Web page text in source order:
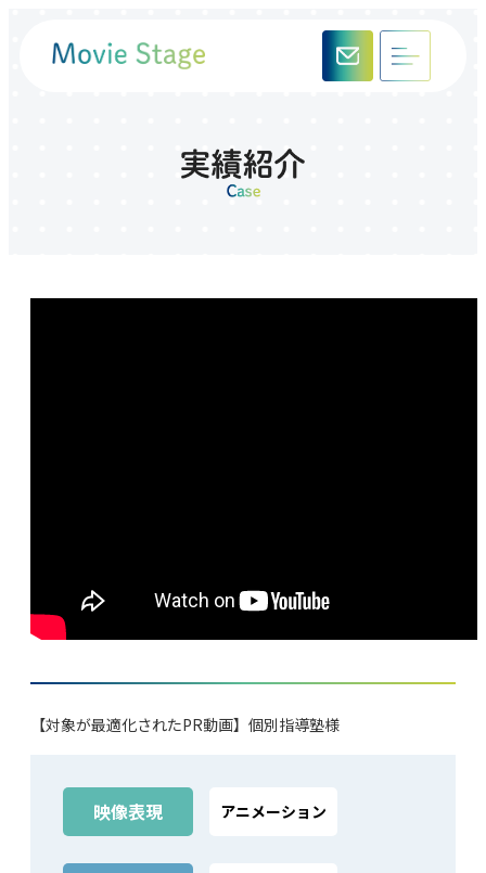
【対象が最適化されたPR動画】個別指導塾様
映像表現 アニメーション